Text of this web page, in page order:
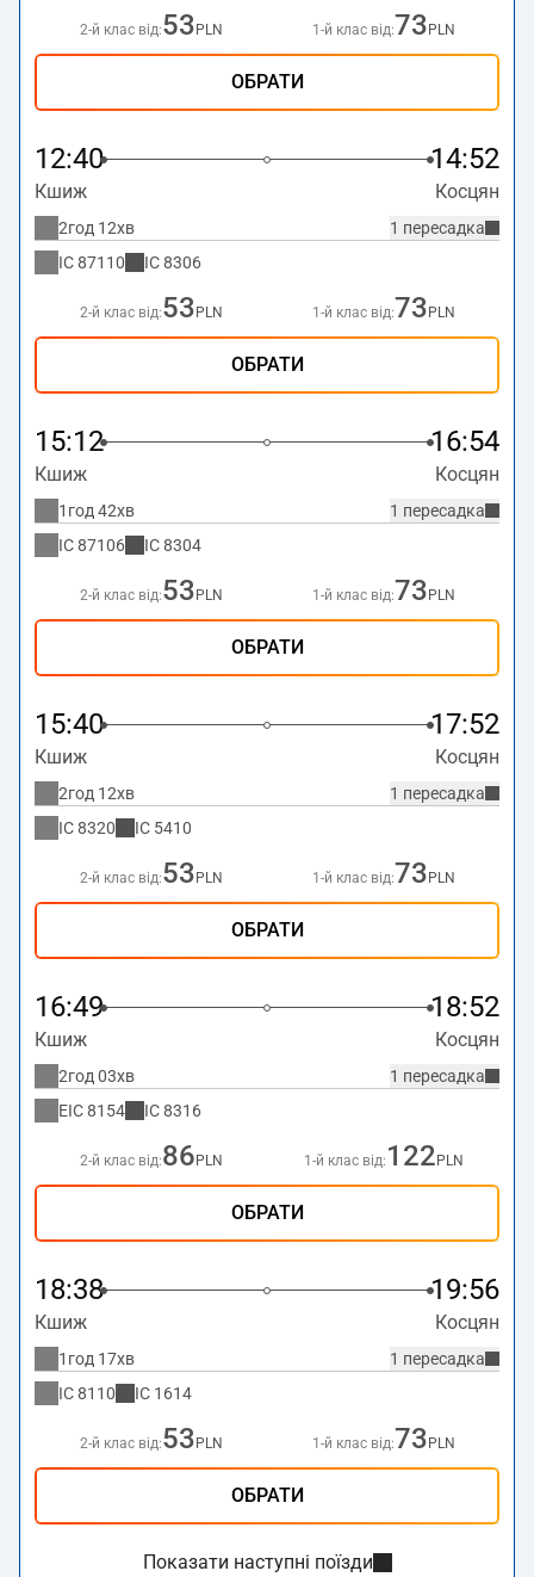
2-й клас від:53 PLN 1-й клас від:73 PLN
ОБРАТИ
12:40 14:52
Кшиж Косцян
1 пересадка
2год 12хв
IC87110 IC8306
2-й клас від:53 PLN 1-й клас від:73 PLN
ОБРАТИ
15:12 16:54
Кшиж Косцян
1 пересадка
1год 42хв
IC87106 IC8304
2-й клас від:53 PLN 1-й клас від:73 PLN
ОБРАТИ
15:40 17:52
Кшиж Косцян
1 пересадка
2год 12хв
IC8320 IC 5410
2-й клас від:53 PLN 1-й клас від:73 PLN
ОБРАТИ
16:49 18:52
Кшиж Косцян
1 пересадка
2год 03хв
EIC8154 IC8316
2-й клас від:86 PLN 1-й клас від: 122 PLN
ОБРАТИ
18:38 19:56
Кшиж Косцян
1 пересадка
1год 17хв
IC8110 IC 1614
2-й клас від:53 PLN 1-й клас від:73 PLN
ОБРАТИ
Показати наступні поїзди